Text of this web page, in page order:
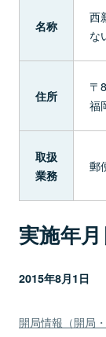
名称
西
な
住所
〒
福
取扱
業務
郵
実施年月
2015年8月1日
開局情報（開局